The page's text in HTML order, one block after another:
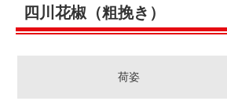
四川花椒（粗挽き）
荷姿